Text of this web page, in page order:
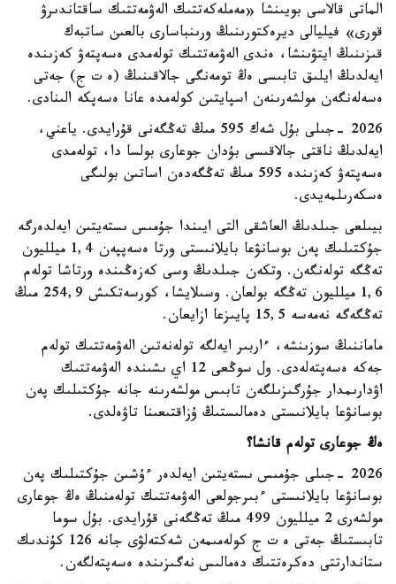
الماتى قالاسى بويىنشا «مەملەكەتتىك الەۋمەتتىك ساقتاندىرۋ
قورى» فيليالى ديرەكتورىنىڭ ورىنباسارى بالعىن ساتبەك
قىزىنىڭ ايتۋىنشا، ەندى الەۋمەتتىك تولەمدى ەسەپتەۋ كەزىندە
ايەلدىڭ ايلىق تابىسى ەڭ تومەنگى جالاقىنىڭ (ە ت ج) جەتى
ەسەلەنگەن مولشەرىنەن اسپايتىن كولەمدە عانا ەسەپكە الىنادى.
2026 -جىلى بۇل شەك 595 مىڭ تەڭگەنى قۇرايدى. ياعني،
ايەلدىڭ ناقتى جالاقىسى بۇدان جوعارى بولسا دا، تولەمدى
ەسەپتەۋ كەزىندە 595 مىڭ تەڭگەدەن اساتىن بولىگى
ەسكەرىلمەيدى.
بيىلعى جىلدىڭ العاشقى التى ايىندا جۇمىس ىستەيتىن ايەلدەرگە
جۇكتىلىك پەن بوسانۋعا بايلانىستى ورتا ەسەپپەن 1,4 ميلليون
تەڭگە تولەنگەن. وتكەن جىلدىڭ وسى كەزەڭىندە ورتاشا تولەم
1,6 ميلليون تەڭگە بولعان. وسىلايشا، كورسەتكىش 254,9 مىڭ
تەڭگەگە نەمەسە 15,5 پايىزعا ازايعان.
ماماننىڭ سوزىنشە، ءاربىر ايەلگە تولەنەتىن الەۋمەتتىك تولەم
جەكە ەسەپتەلەدى. ول سوڭعى 12 اي ىشىندە الەۋمەتتىك
اۋدارىمدار جۇرگىزىلگەن تابىس مولشەرىنە جانە جۇكتىلىك پەن
بوسانۋعا بايلانىستى دەمالىستىڭ ۇزاقتىعىنا تاۋەلدى.
ەڭ جوعارى تولەم قانشا؟
2026 -جىلى جۇمىس ىستەيتىن ايەلدەر ءۇشىن جۇكتىلىك پەن
بوسانۋعا بايلانىستى ءبىرجولعى الەۋمەتتىك تولەمنىڭ ەڭ جوعارى
مولشەرى 2 ميلليون 499 مىڭ تەڭگەنى قۇرايدى. بۇل سوما
تابىستىڭ جەتى ە ت ج كولەمىمەن شەكتەلۋى جانە 126 كۇندىك
ستاندارتتى دەكرەتتىك دەمالىس نەگىزىندە ەسەپتەلگەن.